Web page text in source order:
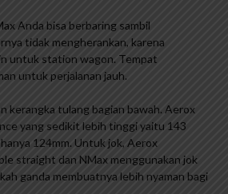
Anda bisa berbaring sambil
tidak mengherankan, karena
untuk station wagon. Tempat
untuk perjalanan jauh.
kerangka tulang bagian bawah. Aerox
yang sedikit lebih tinggi yaitu 143
124mm. Untuk jok, Aerox
straight dan NMax menggunakan jok
ganda membuatnya lebih nyaman bagi